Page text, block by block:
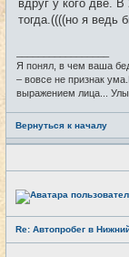
вдруг у кого две.
тогда.((((но я ведь
Я понял, в чем ваша
– вовсе не признак
выражением лица...
Вернуться к началу
Н
е
е
т
Re: Автопробег в